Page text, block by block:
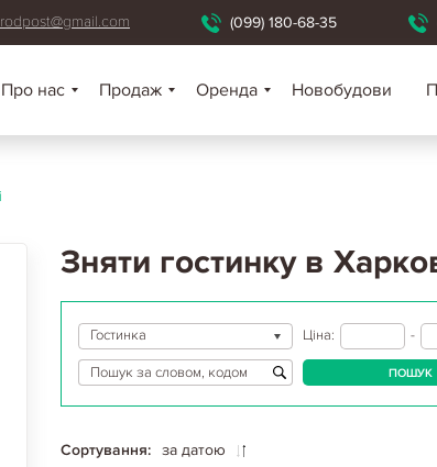
(099) 180-68-35
Про нас Продаж Оренда Новобудови
Зняти гостинку в
Гостинка Ціна: -
ПОШУК
Сортування: за датою